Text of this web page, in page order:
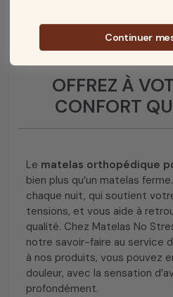
OFFREZ À
CONFORT
Le matelas orthopédique
bien plus qu’un matelas
chaque nuit, qui soutient
tensions, et vous aide à
qualité. Chez Matelas No
notre savoir-faire au service
à nos produits, vous pouvez
douleur, avec la sensation
profondément.
Continuer